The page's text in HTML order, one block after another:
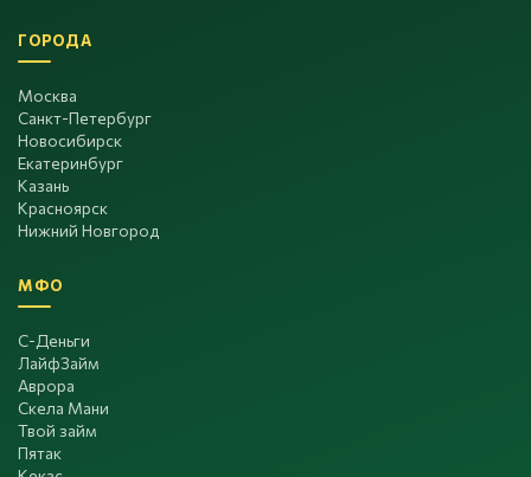
ГОРОДА
Москва
Санкт-Петербург
Новосибирск
Екатеринбург
Казань
Красноярск
Нижний Новгород
МФО
С-Деньги
ЛайфЗайм
Аврора
Скела Мани
Твой займ
Пятак